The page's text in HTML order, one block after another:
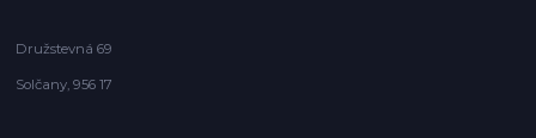
Družstevná 69
Solčany, 956 17